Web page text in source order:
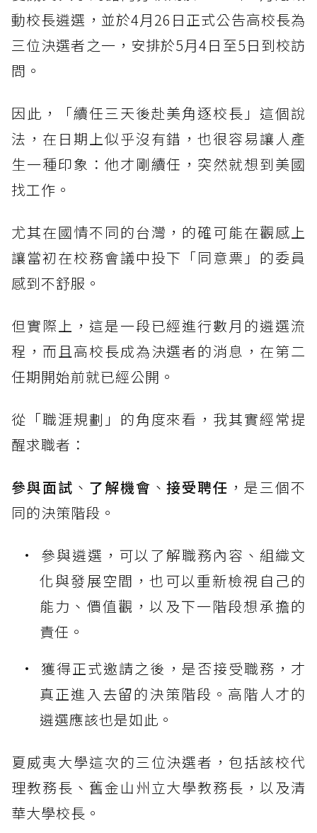
動校長遴選，並於4月26日正式公告高校長為
三位決選者之一，安排於5月4日至5日到校訪
問。
因此，「續任三天後赴美角逐校長」這個說
法，在日期上似乎沒有錯，也很容易讓人產
生一種印象：他才剛續任，突然就想到美國
找工作。
尤其在國情不同的台灣，的確可能在觀感上
讓當初在校務會議中投下「同意票」的委員
感到不舒服。
但實際上，這是一段已經進行數月的遴選流
程，而且高校長成為決選者的消息，在第二
任期開始前就已經公開。
從「職涯規劃」的角度來看，我其實經常提
醒求職者：
參與面試 、 了解機會 、接受聘任 ，是三個不
同的決策階段。
參與遴選，可以了解職務內容、組織文
化與發展空間，也可以重新檢視自己的
能力、價值觀，以及下一階段想承擔的
責任。
獲得正式邀請之後，是否接受職務，才
真正進入去留的決策階段。高階人才的
遴選應該也是如此。
夏威夷大學這次的三位決選者，包括該校代
理教務長、舊金山州立大學教務長，以及清
華大學校長。